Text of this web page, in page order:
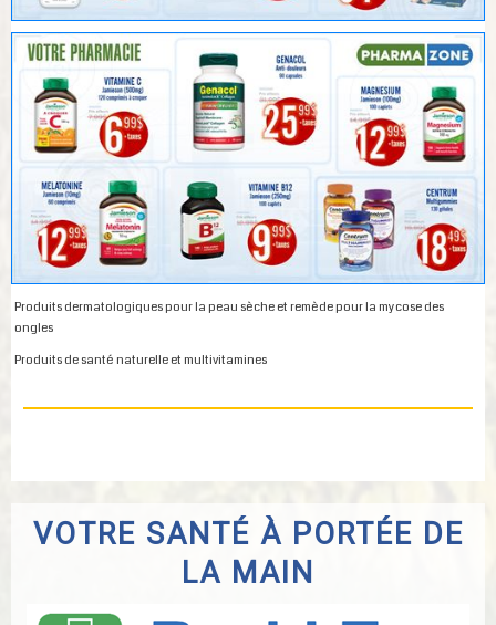
Produits dermatologiques pour la peau sèche et remède pour la mycose des
ongles
Produits de santé naturelle et multivitamines
VOTRE SANTÉ À PORTÉE DE
LA MAIN